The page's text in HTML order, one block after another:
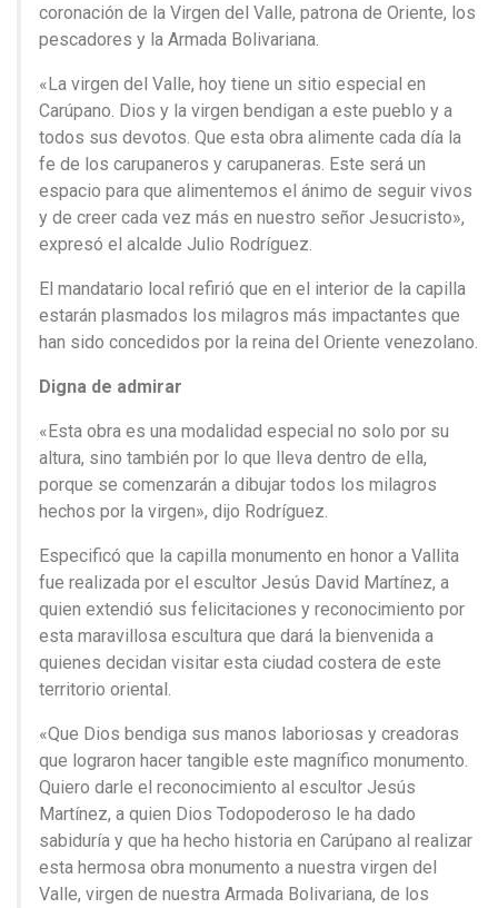
coronación de la Virgen del Valle, patrona de Oriente, los
pescadores y la Armada Bolivariana.
«La virgen del Valle, hoy tiene un sitio especial en
Carúpano. Dios y la virgen bendigan a este pueblo y a
todos sus devotos. Que esta obra alimente cada día la
fe de los carupaneros y carupaneras. Este será un
espacio para que alimentemos el ánimo de seguir vivos
y de creer cada vez más en nuestro señor Jesucristo»,
expresó el alcalde Julio Rodríguez.
El mandatario local refirió que en el interior de la capilla
estarán plasmados los milagros más impactantes que
han sido concedidos por la reina del Oriente venezolano.
Digna de admirar
«Esta obra es una modalidad especial no solo por su
altura, sino también por lo que lleva dentro de ella,
porque se comenzarán a dibujar todos los milagros
hechos por la virgen», dijo Rodríguez.
Especificó que la capilla monumento en honor a Vallita
fue realizada por el escultor Jesús David Martínez, a
quien extendió sus felicitaciones y reconocimiento por
esta maravillosa escultura que dará la bienvenida a
quienes decidan visitar esta ciudad costera de este
territorio oriental.
«Que Dios bendiga sus manos laboriosas y creadoras
que lograron hacer tangible este magnífico monumento.
Quiero darle el reconocimiento al escultor Jesús
Martínez, a quien Dios Todopoderoso le ha dado
sabiduría y que ha hecho historia en Carúpano al realizar
esta hermosa obra monumento a nuestra virgen del
Valle, virgen de nuestra Armada Bolivariana, de los